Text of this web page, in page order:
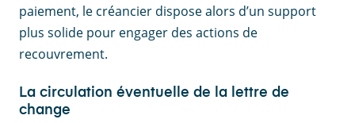
paiement, le créancier dispose alors d’un support
plus solide pour engager des actions de
recouvrement.
La circulation éventuelle de la lettre de
change